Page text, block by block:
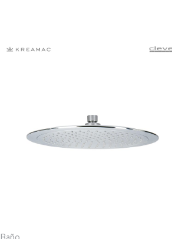
Baño